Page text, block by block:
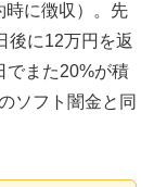
時に徴収）。先
後に12万円を返
でまた20%が積
ソフト闇金と同